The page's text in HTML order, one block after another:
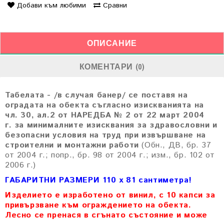
Добави към любими Сравни
ОПИСАНИЕ
КОМЕНТАРИ (0)
Табелата - /в случая банер/ се поставя на
оградата на обекта съгласно изискванията на
чл. 30, ал.2 от НАРЕДБА № 2 от 22 март 2004
г. за минималните изисквания за здравословни и
безопасни условия на труд при извършване на
строителни и монтажни работи(Обн., ДВ, бр. 37
от 2004 г.; попр., бр. 98 от 2004 г.; изм., бр. 102 от
2006 г.)
ГАБАРИТНИ РАЗМЕРИ 110 х 81 сантиметра!
Изделието е изработено от винил, с 10 капси за
привързване към ограждението на обекта.
Лесно се пренася в сгънато състояние и може